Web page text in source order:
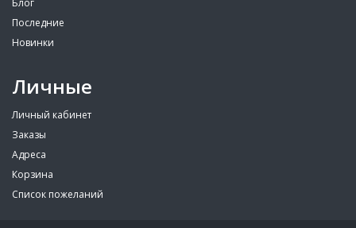
Блог
Последние
Новинки
Личные
Личный кабинет
Заказы
Адреса
Корзина
Список пожеланий